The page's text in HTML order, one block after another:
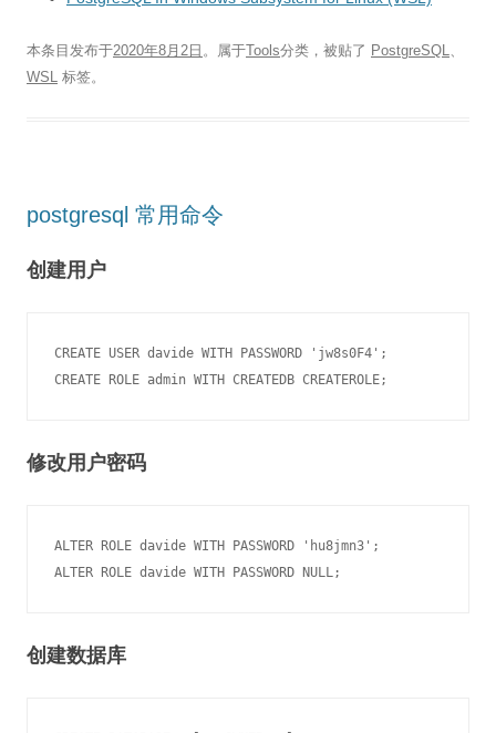
本条目发布于2020年8月2日 。属于Tools分类，被贴了 PostgreSQL、
WSL 标签。
postgresql 常用命令
创建用户
CREATE USER davide WITH PASSWORD 'jw8s0F4';
修改用户密码
ALTER ROLE davide WITH PASSWORD 'hu8jmn3';
创建数据库